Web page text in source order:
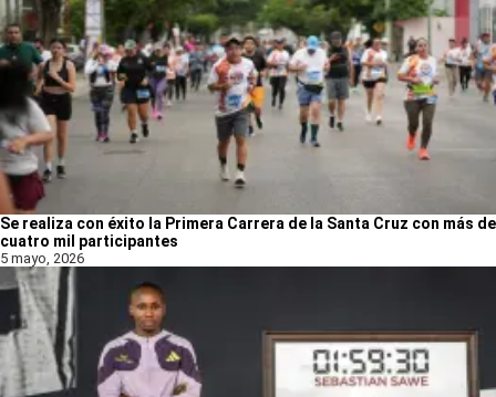
Se realiza con éxito la Primera Carrera de la Santa Cruz con más de
cuatro mil participantes
5 mayo, 2026